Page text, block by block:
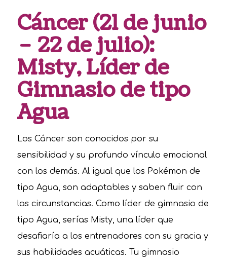
Cáncer (21 de junio
– 22 de julio):
Misty, Líder de
Gimnasio de tipo
Agua
Los Cáncer son conocidos por su
sensibilidad y su profundo vínculo emocional
con los demás. Al igual que los Pokémon de
tipo Agua, son adaptables y saben fluir con
las circunstancias. Como líder de gimnasio de
tipo Agua, serías Misty, una líder que
desafiaría a los entrenadores con su gracia y
sus habilidades acuáticas. Tu gimnasio